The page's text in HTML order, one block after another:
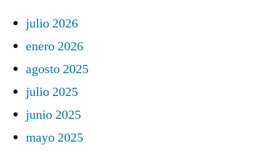
julio 2026
enero 2026
agosto 2025
julio 2025
junio 2025
mayo 2025